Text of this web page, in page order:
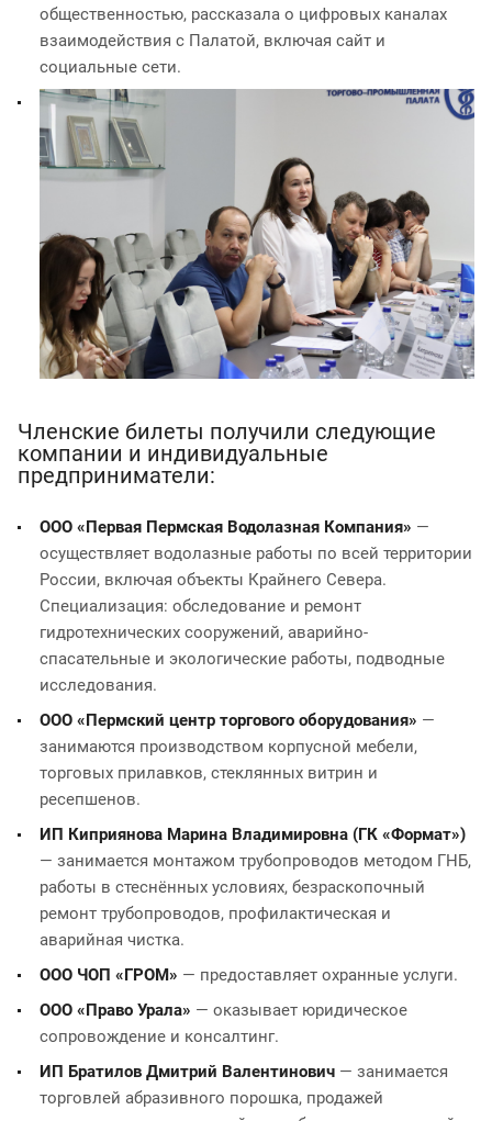
общественностью, рассказала о цифровых каналах
взаимодействия с Палатой, включая сайт и
социальные сети.
Членские билеты получили следующие
компании и индивидуальные
предприниматели:
ООО «Первая Пермская Водолазная Компания» —
осуществляет водолазные работы по всей территории
России, включая объекты Крайнего Севера.
Специализация: обследование и ремонт
гидротехнических сооружений, аварийно-
спасательные и экологические работы, подводные
исследования.
ООО «Пермский центр торгового оборудования» —
занимаются производством корпусной мебели,
торговых прилавков, стеклянных витрин и
ресепшенов.
ИП Киприянова Марина Владимировна (ГК «Формат»)
— занимается монтажом трубопроводов методом ГНБ,
работы в стеснённых условиях, безраскопочный
ремонт трубопроводов, профилактическая и
аварийная чистка.
ООО ЧОП «ГРОМ» — предоставляет охранные услуги.
ООО «Право Урала» — оказывает юридическое
сопровождение и консалтинг.
ИП Братилов Дмитрий Валентинович — занимается
торговлей абразивного порошка, продажей